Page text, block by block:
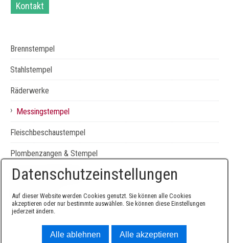
Kontakt
Brennstempel
Stahlstempel
Räderwerke
› Messingstempel
Fleischbeschaustempel
Plombenzangen & Stempel
Gummistempel&Farben
Beschilderung
Datenschutzeinstellungen
Auf dieser Website werden Cookies genutzt. Sie können alle Cookies
akzeptieren oder nur bestimmte auswählen. Sie können diese Einstellungen
jederzeit ändern.
Alle ablehnen Alle akzeptieren